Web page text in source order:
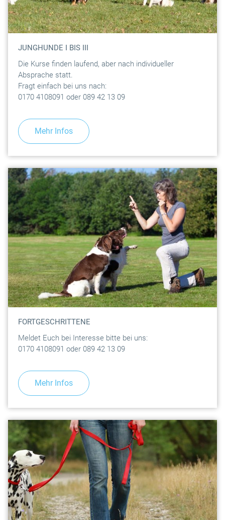
JUNGHUNDE I BIS III
Die Kurse finden laufend, aber nach individueller
Absprache statt.
Fragt einfach bei uns nach:
0170 4108091 oder 089 42 13 09
Mehr Infos
FORTGESCHRITTENE
Meldet Euch bei Interesse bitte bei uns:
0170 4108091 oder 089 42 13 09
Mehr Infos